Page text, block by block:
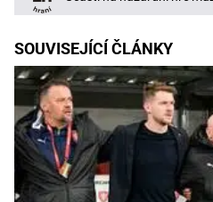
SOUVISEJÍCÍ ČLÁNKY